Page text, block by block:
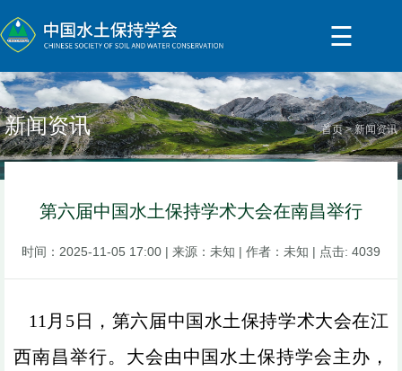
☰
新闻资讯 首页 新闻资讯
第六届中国水土保持学术大会在南昌举行
时间： 2025-11-05 17:00 | 来源： 未知 | 作者： 未知 | 点击: 4039
11 月 5日，第六届中国水土保持学术大会在江
西南昌举行。大会由中国水土保持学会主办，